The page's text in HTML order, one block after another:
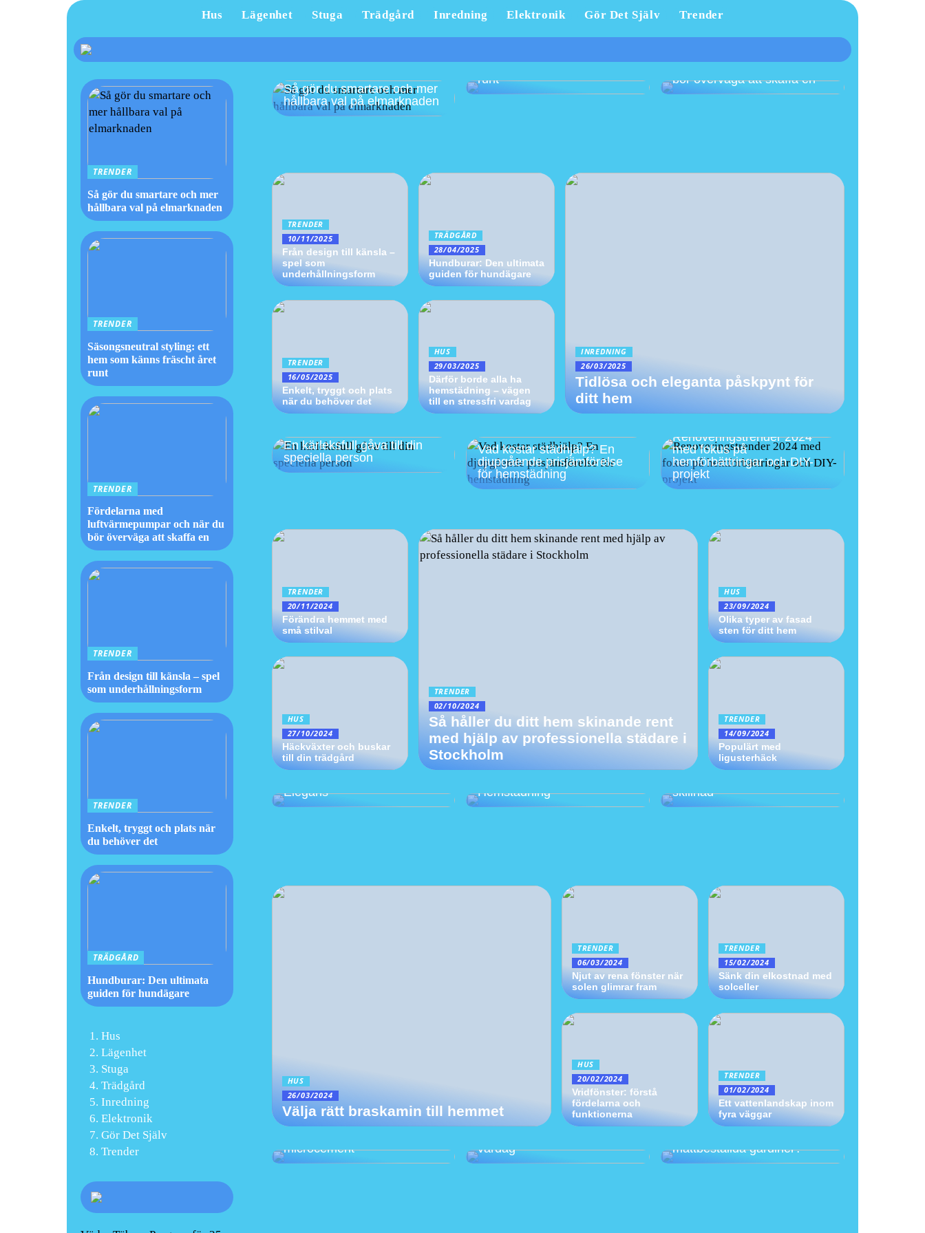
Hus Lägenhet Stuga Trädgård Inredning Elektronik Gör Det Själv Trender
Så gör du smartare och mer
hållbara val på elmarknaden
runt
bör överväga att skaffa en
TRENDER
10/11/2025
Från design till känsla –
spel som
underhållningsform
TRENDER
16/05/2025
Enkelt, tryggt och plats
när du behöver det
TRÄDGÅRD
28/04/2025
Hundburar: Den ultimata
guiden för hundägare
HUS
29/03/2025
Därför borde alla ha
hemstädning – vägen
till en stressfri vardag
INREDNING
26/03/2025
Tidlösa och eleganta påskpynt för
ditt hem
En kärleksfull gåva till din
speciella person
Vad kostar städhjälp? En
djupgående prisjämförelse
för hemstädning
Renoveringstrender 2024
med fokus på
hemförbättringar och DIY-
projekt
TRENDER
20/11/2024
Förändra hemmet med
små stilval
HUS
27/10/2024
Häckväxter och buskar
till din trädgård
TRENDER
02/10/2024
Så håller du ditt hem skinande rent
med hjälp av professionella städare i
Stockholm
HUS
23/09/2024
Olika typer av fasad
sten för ditt hem
TRENDER
14/09/2024
Populärt med
ligusterhäck
Hans J Wegners mästerverk:
Elegans
Fördelarna med RUT-
Hemstädning
Städa med omsorg: varför
ekovänliga
skillnad
HUS
26/03/2024
Välja rätt braskamin till hemmet
TRENDER
06/03/2024
Njut av rena fönster när
solen glimrar fram
HUS
20/02/2024
Vridfönster: förstå
fördelarna och
funktionerna
TRENDER
15/02/2024
Sänk din elkostnad med
solceller
TRENDER
01/02/2024
Ett vattenlandskap inom
fyra väggar
microcement
Fönsterputs i Stockholm: För
vardag
måttbeställda gardiner?
TRENDER
Så gör du smartare och mer
hållbara val på elmarknaden
TRENDER
Säsongsneutral styling: ett
hem som känns fräscht året
runt
TRENDER
Fördelarna med
luftvärmepumpar och när du
bör överväga att skaffa en
TRENDER
Från design till känsla – spel
som underhållningsform
TRENDER
Enkelt, tryggt och plats när
du behöver det
TRÄDGÅRD
Hundburar: Den ultimata
guiden för hundägare
Hus
Lägenhet
Stuga
Trädgård
Inredning
Elektronik
Gör Det Själv
Trender